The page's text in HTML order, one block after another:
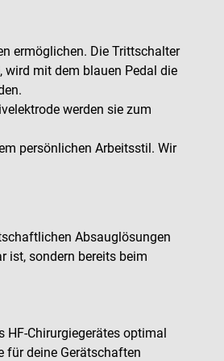
ermöglichen. Die Trittschalter
wird mit dem blauen Pedal die
werden sie zum
persönlichen Arbeitsstil. Wir
Absauglösungen
ist, sondern bereits beim
HF-Chirurgiegerätes optimal
für deine Gerätschaften